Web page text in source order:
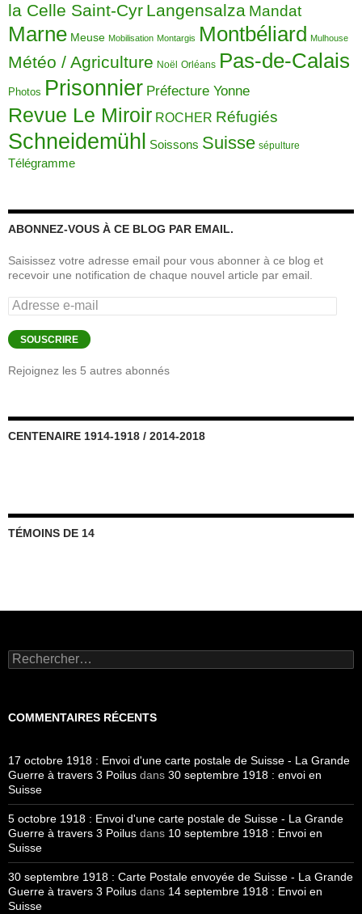
la Celle Saint-Cyr Langensalza Mandat
Marne Meuse Mobilisation Montargis Montbéliard Mulhouse
Météo / Agriculture Noël Orléans Pas-de-Calais
Photos Prisonnier Préfecture Yonne
Revue Le Miroir ROCHER Réfugiés
Schneidemühl Soissons Suisse sépulture
Télégramme
ABONNEZ-VOUS À CE BLOG PAR EMAIL.
Saisissez votre adresse email pour vous abonner à ce blog et
recevoir une notification de chaque nouvel article par email.
Adresse
e-
mail
SOUSCRIRE
Rejoignez les 5 autres abonnés
CENTENAIRE 1914-1918 / 2014-2018
TÉMOINS DE 14
Rechercher :
COMMENTAIRES RÉCENTS
17 octobre 1918 : Envoi d'une carte postale de Suisse - La Grande
Guerre à travers 3 Poilus dans 30 septembre 1918 : envoi en
Suisse
5 octobre 1918 : Envoi d'une carte postale de Suisse - La Grande
Guerre à travers 3 Poilus dans 10 septembre 1918 : Envoi en
Suisse
30 septembre 1918 : Carte Postale envoyée de Suisse - La Grande
Guerre à travers 3 Poilus dans 14 septembre 1918 : Envoi en
Suisse